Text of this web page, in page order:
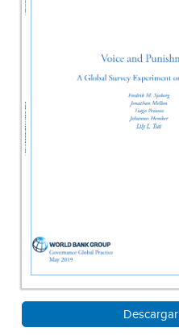
Descargar